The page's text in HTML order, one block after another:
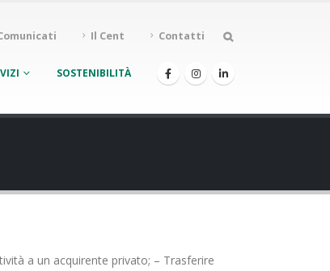
Il Cent Contatti
SOSTENIBILITÀ
a un acquirente privato; – Trasferire